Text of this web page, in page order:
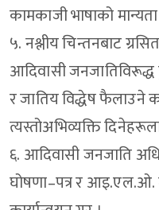
कामकाजी भाषाको
५. नश्लीय चिन्तनबाट
आदिवासी जनजातिविरूद्ध
र जातिय विद्धेष फैलाउने
त्यस्तोअभिव्यक्ति
६. आदिवासी जनजाति
घोषणा–पत्र र आइ.एल.ओ.